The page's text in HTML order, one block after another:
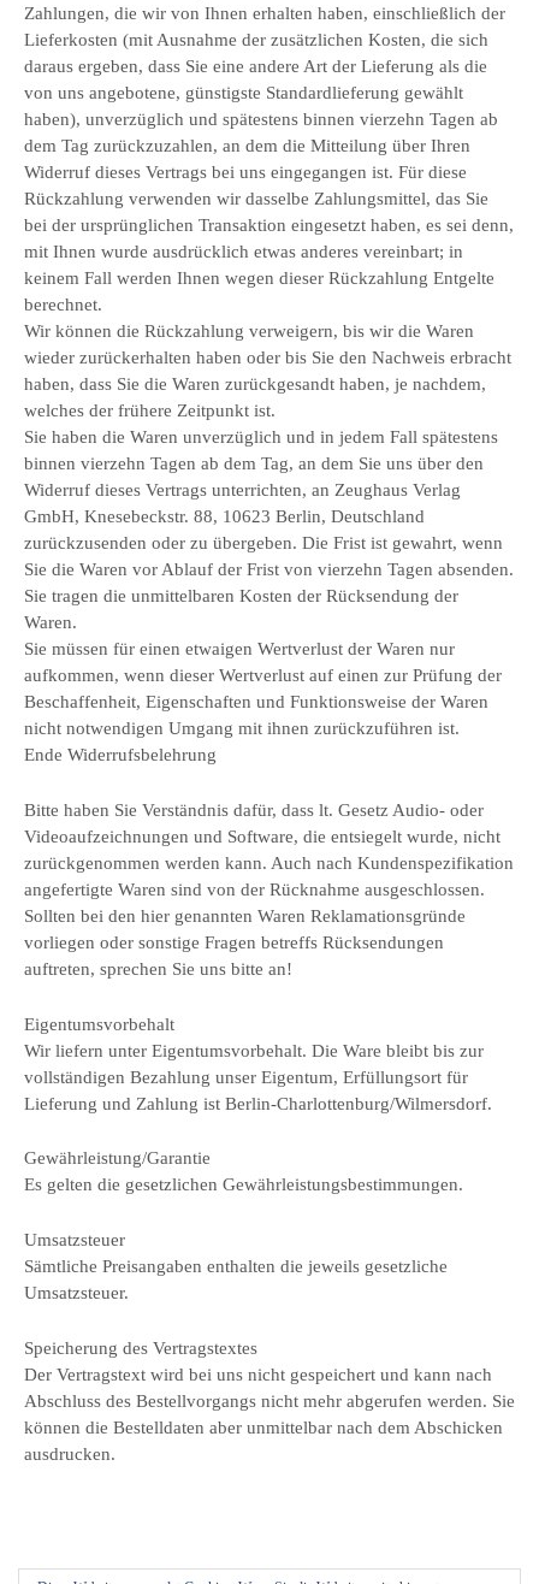
Zahlungen, die wir von Ihnen erhalten haben, einschließlich der
Lieferkosten (mit Ausnahme der zusätzlichen Kosten, die sich
daraus ergeben, dass Sie eine andere Art der Lieferung als die
von uns angebotene, günstigste Standardlieferung gewählt
haben), unverzüglich und spätestens binnen vierzehn Tagen ab
dem Tag zurückzuzahlen, an dem die Mitteilung über Ihren
Widerruf dieses Vertrags bei uns eingegangen ist. Für diese
Rückzahlung verwenden wir dasselbe Zahlungsmittel, das Sie
bei der ursprünglichen Transaktion eingesetzt haben, es sei denn,
mit Ihnen wurde ausdrücklich etwas anderes vereinbart; in
keinem Fall werden Ihnen wegen dieser Rückzahlung Entgelte
berechnet.
Wir können die Rückzahlung verweigern, bis wir die Waren
wieder zurückerhalten haben oder bis Sie den Nachweis erbracht
haben, dass Sie die Waren zurückgesandt haben, je nachdem,
welches der frühere Zeitpunkt ist.
Sie haben die Waren unverzüglich und in jedem Fall spätestens
binnen vierzehn Tagen ab dem Tag, an dem Sie uns über den
Widerruf dieses Vertrags unterrichten, an Zeughaus Verlag
GmbH, Knesebeckstr. 88, 10623 Berlin, Deutschland
zurückzusenden oder zu übergeben. Die Frist ist gewahrt, wenn
Sie die Waren vor Ablauf der Frist von vierzehn Tagen absenden.
Sie tragen die unmittelbaren Kosten der Rücksendung der
Waren.
Sie müssen für einen etwaigen Wertverlust der Waren nur
aufkommen, wenn dieser Wertverlust auf einen zur Prüfung der
Beschaffenheit, Eigenschaften und Funktionsweise der Waren
nicht notwendigen Umgang mit ihnen zurückzuführen ist.
Ende Widerrufsbelehrung
Bitte haben Sie Verständnis dafür, dass lt. Gesetz Audio- oder
Videoaufzeichnungen und Software, die entsiegelt wurde, nicht
zurückgenommen werden kann. Auch nach Kundenspezifikation
angefertigte Waren sind von der Rücknahme ausgeschlossen.
Sollten bei den hier genannten Waren Reklamationsgründe
vorliegen oder sonstige Fragen betreffs Rücksendungen
auftreten, sprechen Sie uns bitte an!
Eigentumsvorbehalt
Wir liefern unter Eigentumsvorbehalt. Die Ware bleibt bis zur
vollständigen Bezahlung unser Eigentum, Erfüllungsort für
Lieferung und Zahlung ist Berlin-Charlottenburg/Wilmersdorf.
Gewährleistung/Garantie
Es gelten die gesetzlichen Gewährleistungsbestimmungen.
Umsatzsteuer
Sämtliche Preisangaben enthalten die jeweils gesetzliche
Umsatzsteuer.
Speicherung des Vertragstextes
Der Vertragstext wird bei uns nicht gespeichert und kann nach
Abschluss des Bestellvorgangs nicht mehr abgerufen werden. Sie
können die Bestelldaten aber unmittelbar nach dem Abschicken
ausdrucken.